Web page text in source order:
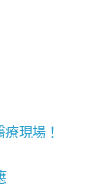
現場！